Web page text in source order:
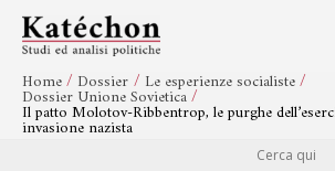
contenuto
Home Dossier Le esperienze socialiste
Dossier Unione Sovietica
Il patto Molotov-Ribbentrop, le purghe
invasione nazista
Navigazione
articoli